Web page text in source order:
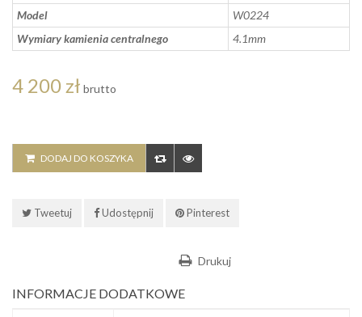
Model
W0224
Wymiary kamienia centralnego
4.1mm
4 200 zł brutto
DODAJ DO KOSZYKA
Tweetuj Udostępnij Pinterest
Drukuj
INFORMACJE DODATKOWE